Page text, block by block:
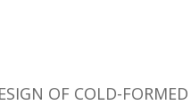
OF COLD-